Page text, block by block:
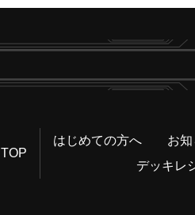
TOP
はじめての方へ
お
デッキレ